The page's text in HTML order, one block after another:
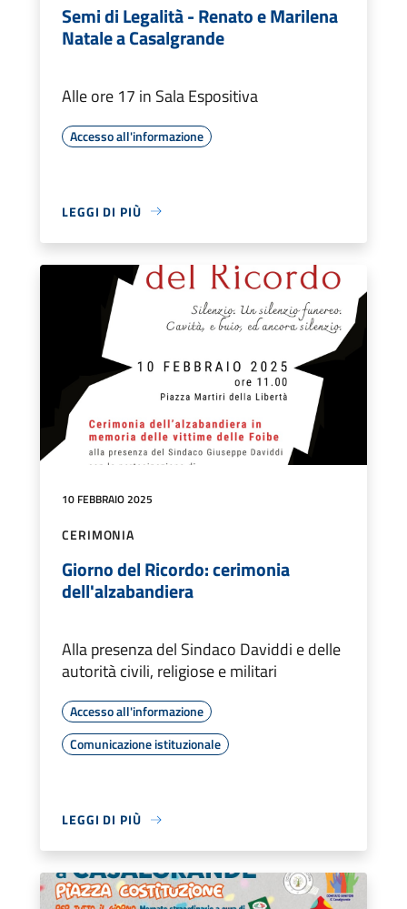
Semi di Legalità - Renato e Marilena
Natale a Casalgrande
Alle ore 17 in Sala Espositiva
Accesso all'informazione
LEGGI DI PIÙ
10 FEBBRAIO 2025
CERIMONIA
Giorno del Ricordo: cerimonia
dell'alzabandiera
Alla presenza del Sindaco Daviddi e delle
autorità civili, religiose e militari
Accesso all'informazione
Comunicazione istituzionale
LEGGI DI PIÙ